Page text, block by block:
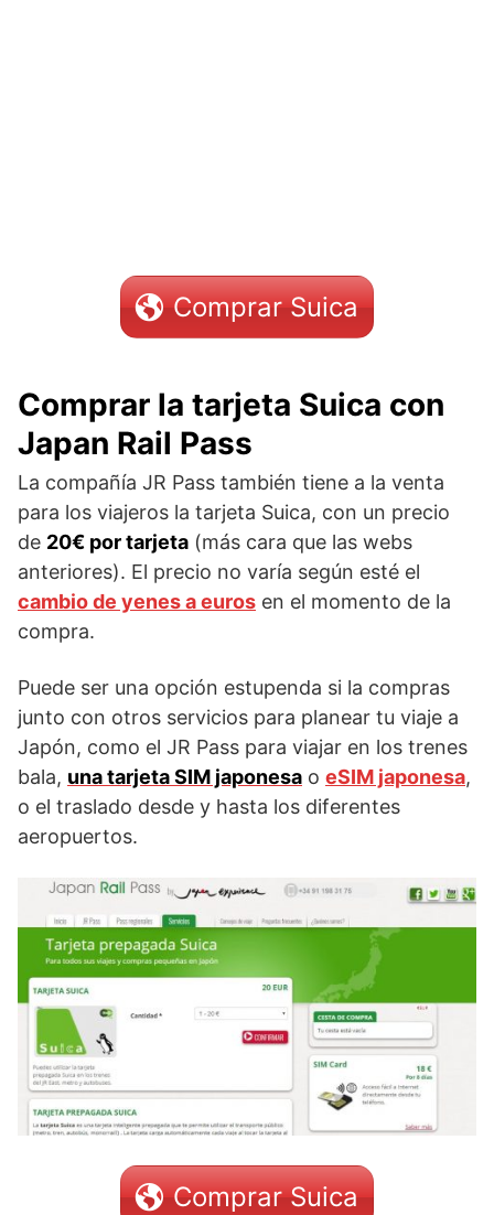
Comprar Suica
Comprar la tarjeta Suica con
Japan Rail Pass
La compañía JR Pass también tiene a la venta
para los viajeros la tarjeta Suica, con un precio
de 20€ por tarjeta (más cara que las webs
anteriores). El precio no varía según esté el
cambio de yenes a euros en el momento de la
compra.
Puede ser una opción estupenda si la compras
junto con otros servicios para planear tu viaje a
Japón, como el JR Pass para viajar en los trenes
bala, una tarjeta SIM japonesa o eSIM japonesa,
o el traslado desde y hasta los diferentes
aeropuertos.
Comprar Suica